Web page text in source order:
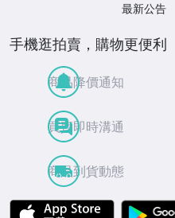
最新公告
手機逛拍賣，購物更便利
商品降價通知
買賣即時溝通
商品到貨動態
APP Store